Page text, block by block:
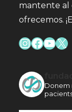
mantente al
ofrecemos.
Instagram
Facebook
YouTube
X
Donem